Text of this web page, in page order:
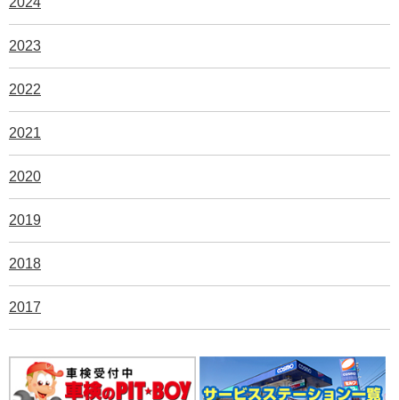
2023
2022
2021
2020
2019
2018
2017